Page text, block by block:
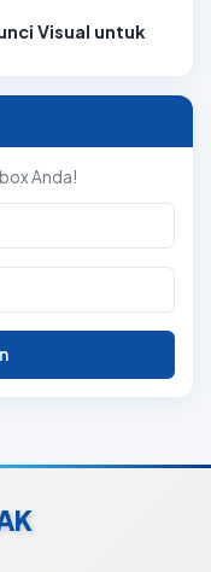
Visual untuk
Anda!